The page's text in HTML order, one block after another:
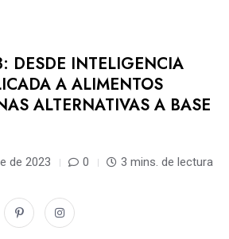
DESDE INTELIGENCIA
A ALIMENTOS
ALTERNATIVAS A BASE
de 2023 0 3 mins. de lectura